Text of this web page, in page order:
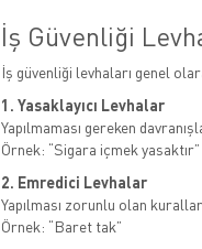
İş Güvenliği
İş güvenliği levhaları genel
1. Yasaklayıcı Levhalar
Yapılmaması gereken
Örnek: “Sigara içmek yasaktır”
2. Emredici Levhalar
Yapılması zorunlu olan
Örnek: “Baret tak”